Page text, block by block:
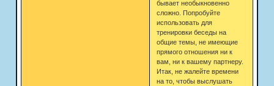
бывает необыкновенно
сложно. Попробуйте
использовать для
тренировки беседы на
общие темы, не имеющие
прямого отношения ни к
вам, ни к вашему партнеру.
Итак, не жалейте времени
на то, чтобы выслушать